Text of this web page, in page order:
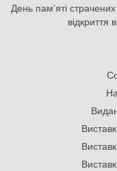
День памʼяті
відкриття